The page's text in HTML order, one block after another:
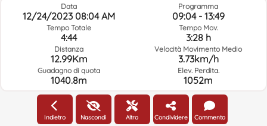
Data
12/24/2023 08:04 AM
Tempo Totale
4:44
Distanza
12.99Km
Guadagno di quota
1040.8m
Programma
09:04 - 13:49
Tempo Mov.
3:28 h
Velocità Movimento Medio
3.73km/h
Elev. Perdita.
1052m
Meteo Del Giorno Del Percorso E Orario Selezionato
Indietro Nascondi Altro Condividere Commento